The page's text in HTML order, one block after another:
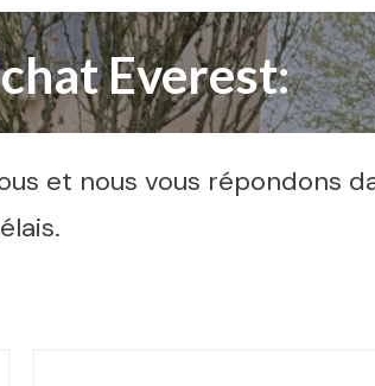
Everest:
et nous vous répondons